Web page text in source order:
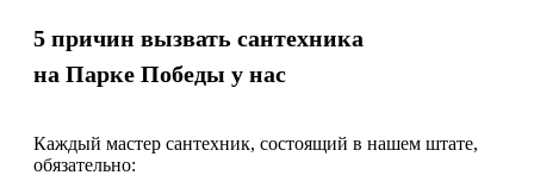
5 причин вызвать сантехника
на Парке Победы у нас
Каждый мастер сантехник, состоящий в нашем штате,
обязательно: